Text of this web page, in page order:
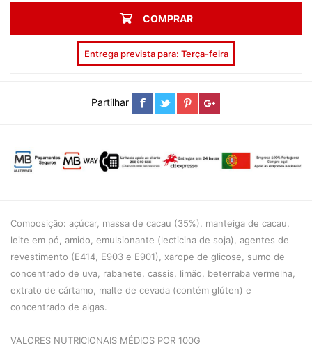
COMPRAR
Entrega prevista para: Terça-feira
Partilhar
Composição: açúcar, massa de cacau (35%), manteiga de cacau,
leite em pó, amido, emulsionante (lecticina de soja), agentes de
revestimento (E414, E903 e E901), xarope de glicose, sumo de
concentrado de uva, rabanete, cassis, limão, beterraba vermelha,
extrato de cártamo, malte de cevada (contém glúten) e
concentrado de algas.
VALORES NUTRICIONAIS MÉDIOS POR 100G